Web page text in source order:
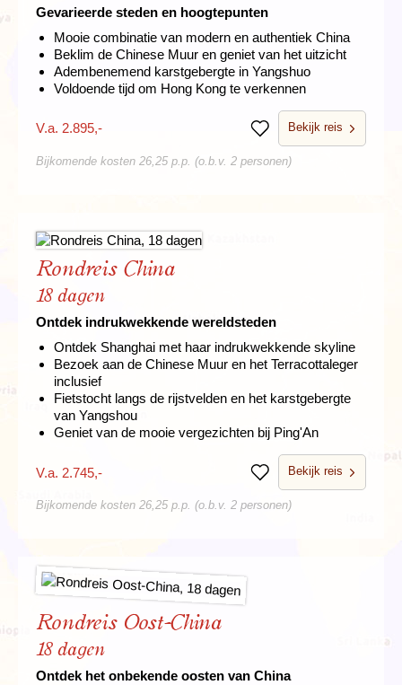
Gevarieerde steden en hoogtepunten
Mooie combinatie van modern en authentiek China
Beklim de Chinese Muur en geniet van het uitzicht
Adembenemend karstgebergte in Yangshuo
Voldoende tijd om Hong Kong te verkennen
V.a. 2.895,- BewarenBekijk reis
Bijkomende kosten 26,25 p.p. (o.b.v. 2 personen)
Rondreis China
18 dagen
Ontdek indrukwekkende wereldsteden
Ontdek Shanghai met haar indrukwekkende skyline
Bezoek aan de Chinese Muur en het Terracottaleger
inclusief
Fietstocht langs de rijstvelden en het karstgebergte
van Yangshou
Geniet van de mooie vergezichten bij Ping'An
V.a. 2.745,- BewarenBekijk reis
Bijkomende kosten 26,25 p.p. (o.b.v. 2 personen)
Rondreis Oost-China
18 dagen
Ontdek het onbekende oosten van China